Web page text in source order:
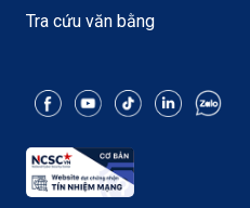
Tra cứu văn bằng